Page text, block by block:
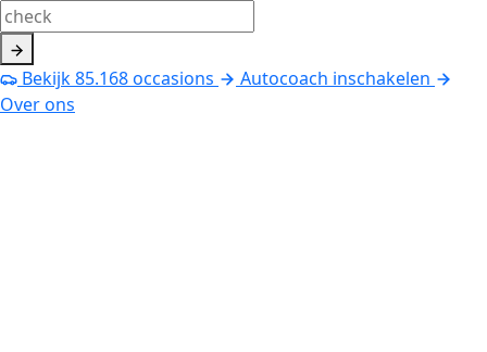
Bekijk85.168occasions
Autocoach inschakelen
Over ons